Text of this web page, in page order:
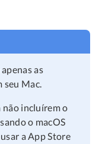
as
seu Mac.
não incluírem o
o macOS
a App Store